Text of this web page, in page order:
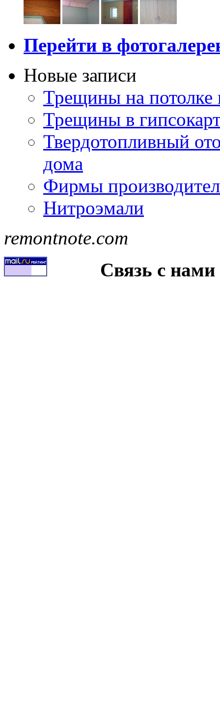
Перейти в
Новые записи
Трещины на потолке
Трещины в
Твердотопливный
дома
Фирмы
Нитроэмали
remontnote.com
Связь с